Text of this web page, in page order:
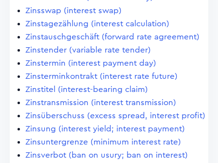
Zinsswap (interest swap)
Zinstagezählung (interest calculation)
Zinstauschgeschäft (forward rate agreement)
Zinstender (variable rate tender)
Zinstermin (interest payment day)
Zinsterminkontrakt (interest rate future)
Zinstitel (interest-bearing claim)
Zinstransmission (interest transmission)
Zinsüberschuss (excess spread, interest profit)
Zinsung (interest yield; interest payment)
Zinsuntergrenze (minimum interest rate)
Zinsverbot (ban on usury; ban on interest)